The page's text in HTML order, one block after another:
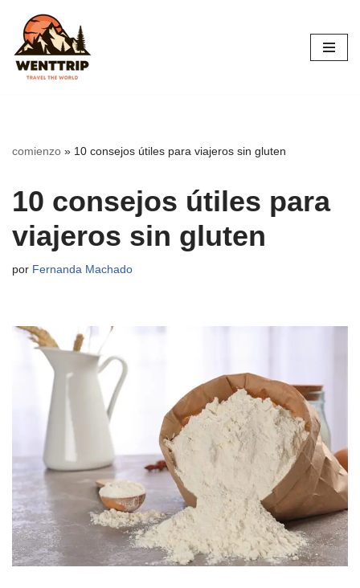
Saltar
al
contenido
comienzo » 10 consejos útiles para viajeros sin gluten
10 consejos útiles para
viajeros sin gluten
por Fernanda Machado